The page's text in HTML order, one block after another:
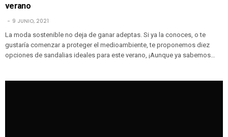
verano
9 JUNIO, 2021
La moda sostenible no deja de ganar adeptas. Si ya la conoces, o te
gustaría comenzar a proteger el medioambiente, te proponemos diez
opciones de sandalias ideales para este verano, ¡Aunque ya sabemos…